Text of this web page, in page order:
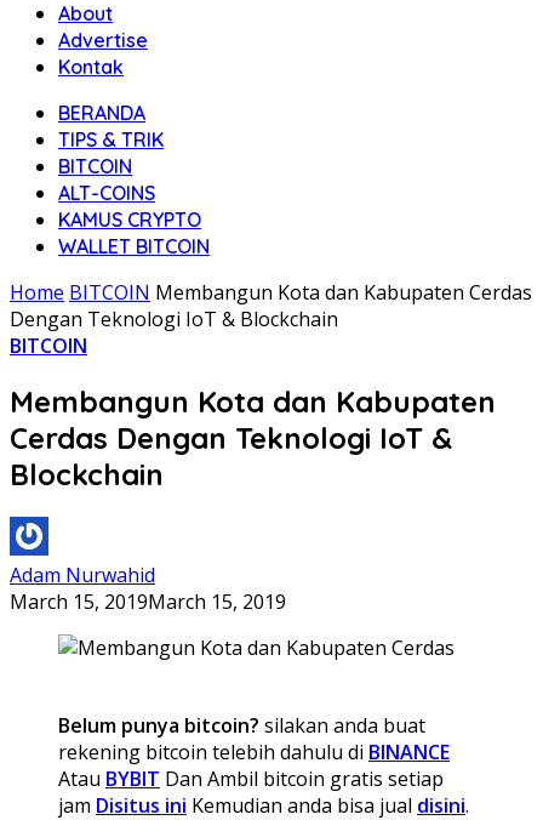
About
Advertise
Kontak
BERANDA
TIPS & TRIK
BITCOIN
ALT-COINS
KAMUS CRYPTO
WALLET BITCOIN
Home BITCOIN Membangun Kota dan Kabupaten Cerdas
Dengan Teknologi IoT & Blockchain
BITCOIN
Membangun Kota dan Kabupaten
Cerdas Dengan Teknologi IoT &
Blockchain
Adam Nurwahid
March 15, 2019March 15, 2019
Belum punya bitcoin? silakan anda buat
rekening bitcoin telebih dahulu di BINANCE
Atau BYBIT Dan Ambil bitcoin gratis setiap
jam Disitus ini Kemudian anda bisa jual disini.